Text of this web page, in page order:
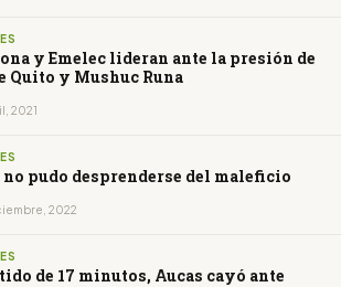
y Emelec lideran ante la presión de
Quito y Mushuc Runa
2021
pudo desprenderse del maleficio
2022
de 17 minutos, Aucas cayó ante